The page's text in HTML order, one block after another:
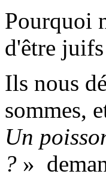
Pourquoi
d'être
Ils nous
sommes,
Un
? »